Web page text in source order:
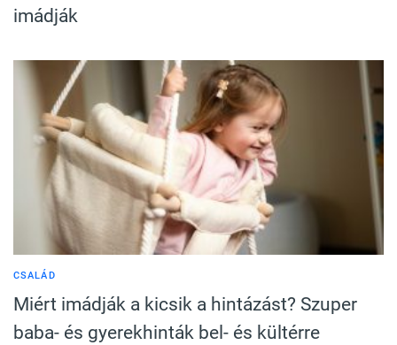
imádják
CSALÁD
Miért imádják a kicsik a hintázást? Szuper
baba- és gyerekhinták bel- és kültérre